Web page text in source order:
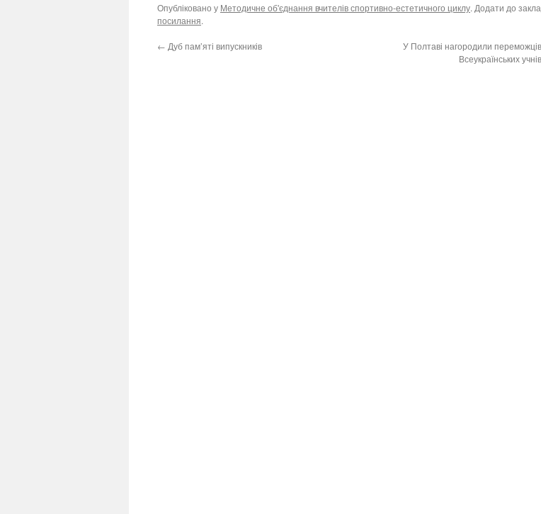
Опубліковано у Методичне об'єднання вчителів спортивно-естетичного циклу. Додати до
посилання.
← Дуб пам’яті випускників
У Полтаві нагородили
Всеукраїнських